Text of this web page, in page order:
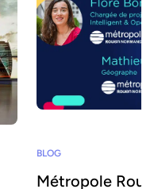
BLOG
Métropole